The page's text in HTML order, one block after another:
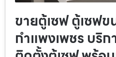
ขายตู้เซฟ ตู้เซฟข
กำแพงเพชร บริก